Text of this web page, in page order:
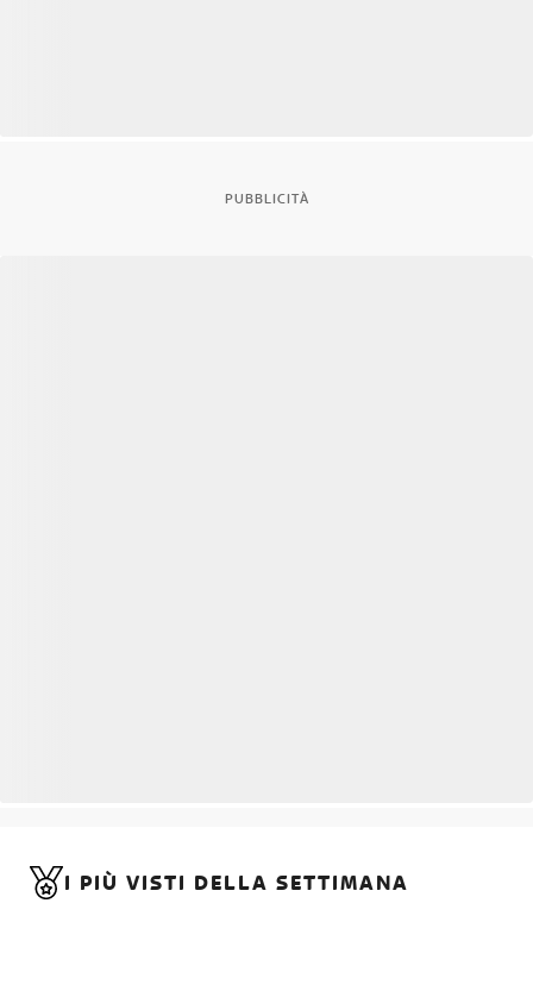
PUBBLICITÀ
I PIÙ VISTI DELLA SETTIMANA